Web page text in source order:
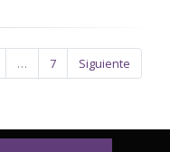
… 7 Siguiente